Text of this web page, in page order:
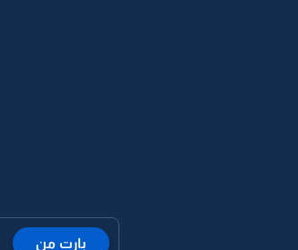
بارت من